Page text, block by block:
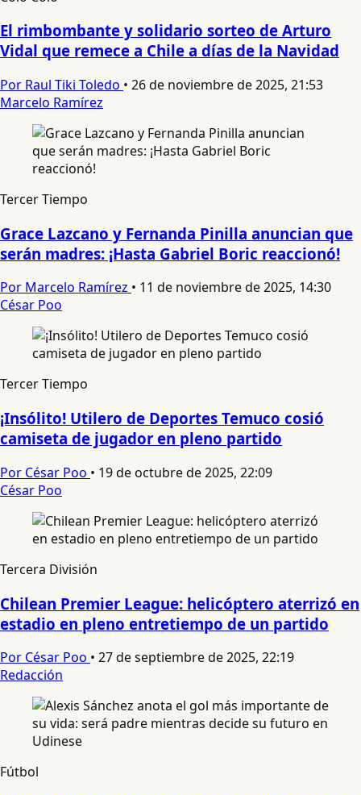
El rimbombante y solidario sorteo de Arturo
Vidal que remece a Chile a días de la Navidad
Por Raul Tiki Toledo • 26 de noviembre de 2025, 21:53
Marcelo Ramírez
Tercer Tiempo
Grace Lazcano y Fernanda Pinilla anuncian que
serán madres: ¡Hasta Gabriel Boric reaccionó!
Por Marcelo Ramírez • 11 de noviembre de 2025, 14:30
César Poo
Tercer Tiempo
¡Insólito! Utilero de Deportes Temuco cosió
camiseta de jugador en pleno partido
Por César Poo • 19 de octubre de 2025, 22:09
César Poo
Tercera División
Chilean Premier League: helicóptero aterrizó en
estadio en pleno entretiempo de un partido
Por César Poo • 27 de septiembre de 2025, 22:19
Redacción
Fútbol